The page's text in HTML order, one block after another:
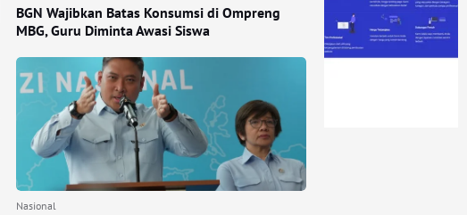
BGN Wajibkan Batas Konsumsi di Ompreng
MBG, Guru Diminta Awasi Siswa
Nasional